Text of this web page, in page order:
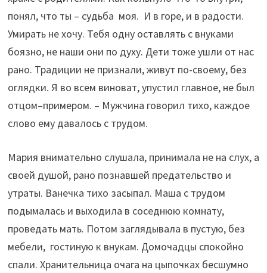
понял, что ты – судьба моя. И в горе, и в радости.
Умирать не хочу. Тебя одну оставлять с внуками
боязно, не наши они по духу. Дети тоже ушли от нас
рано. Традиции не признали, живут по-своему, без
оглядки. Я во всем виноват, упустил главное, не был
отцом–примером. – Мужчина говорил тихо, каждое
слово ему давалось с трудом.
Мария внимательно слушала, принимала не на слух, а
своей душой, рано познавшей предательство и
утраты. Ванечка тихо засыпал. Маша с трудом
подымалась и выходила в соседнюю комнату,
проведать мать. Потом заглядывала в пустую, без
мебели, гостиную к внукам. Домочадцы спокойно
спали. Хранительница очага на цыпочках бесшумно